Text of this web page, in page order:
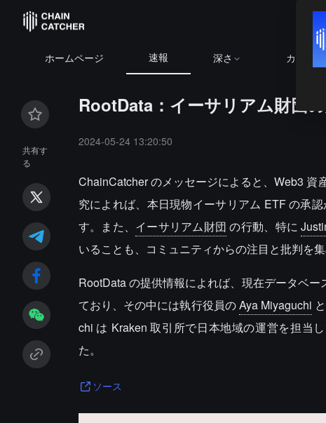
ホームページ 速報 深さ カレンダ
共有す
る
RootData：イーサリアム財団
2024-05-24 13:20:50
ChainCatcher のメッセージによると、Web3
究によれば、本日現物イーサリアム ETF の承
す。また、 イーサリアム財団 の行動、特に
いることも、コミュニティからの注目と批判を
RootData の提供情報によれば、現在データベ
ており、その中には執行役員のAya Miyaguchi
chi は Kraken 取引所で日本地域の運営を担当
た。
ソース